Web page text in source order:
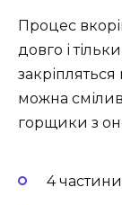
Процес
довго і
можна
горщики з
4 частини